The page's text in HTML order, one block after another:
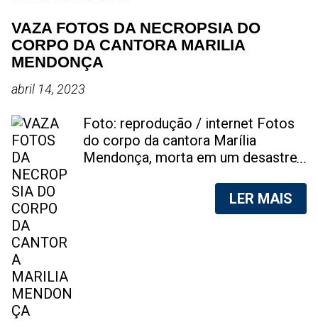
VAZA FOTOS DA NECROPSIA DO
CORPO DA CANTORA MARILIA
MENDONÇA
abril 14, 2023
Foto: reprodução / internet Fotos
do corpo da cantora Marília
Mendonça, morta em um desastre
foram vazadas na internet. A
divulgação de fotos do corpo de
LER MAIS